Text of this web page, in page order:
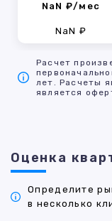
NaN ₽/мес
NaN ₽
Расчет
лет. Расчеты
является
Оценка
Определите
в несколько